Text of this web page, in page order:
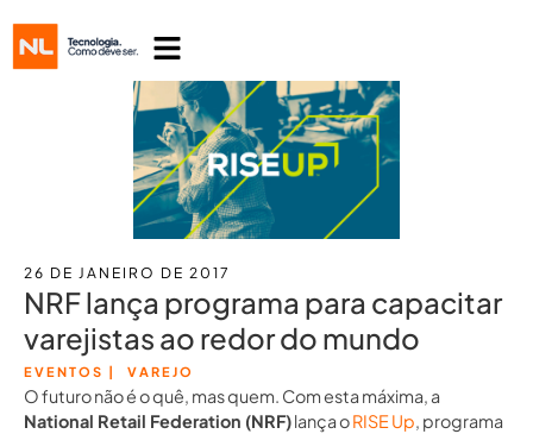
26 DE JANEIRO DE 2017
NRF lança programa para capacitar
varejistas ao redor do mundo
EVENTOS | VAREJO
O futuro não é o quê, mas quem. Com esta máxima, a
National Retail Federation (NRF)lança oRISE Up, programa